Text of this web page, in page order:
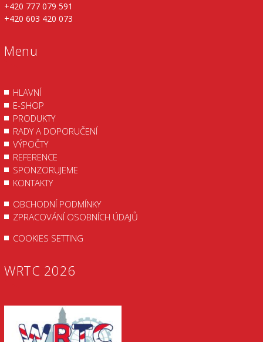
+420 777 079 591
+420 603 420 073
Menu
HLAVNÍ
E-SHOP
PRODUKTY
RADY A DOPORUČENÍ
VÝPOČTY
REFERENCE
SPONZORUJEME
KONTAKTY
OBCHODNÍ PODMÍNKY
ZPRACOVÁNÍ OSOBNÍCH ÚDAJŮ
COOKIES SETTING
WRTC 2026